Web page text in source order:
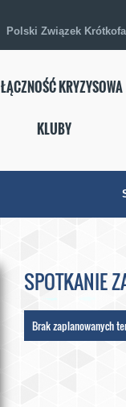
Polski Związek
ŁĄCZNOŚĆ KRYZYSOWA
KLUBY
SPOTKANIE
Brak zaplanowanych